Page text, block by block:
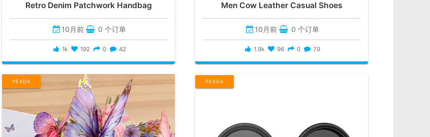
Retro Denim Patchwork Handbag
10月前 0 个订单
1k 192 0 42
Men Cow Leather Casual Shoes
10月前 0 个订单
1.9k 96 0 79
PEXDA PEXDA